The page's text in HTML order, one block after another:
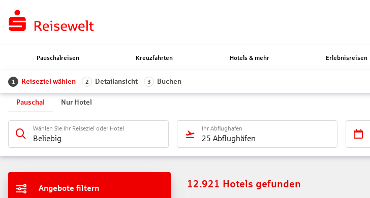
Pauschalreisen Kreuzfahrten Hotels & mehr Erlebnisreisen
1 Reiseziel wählen 2 Detailansicht 3 Buchen
Pauschal Nur Hotel
Wählen Sie Ihr Reiseziel oder Hotel
Beliebig
Ihr Abflughafen
25 Abflughäfen
Angebote filtern 12.921 Hotels gefunden